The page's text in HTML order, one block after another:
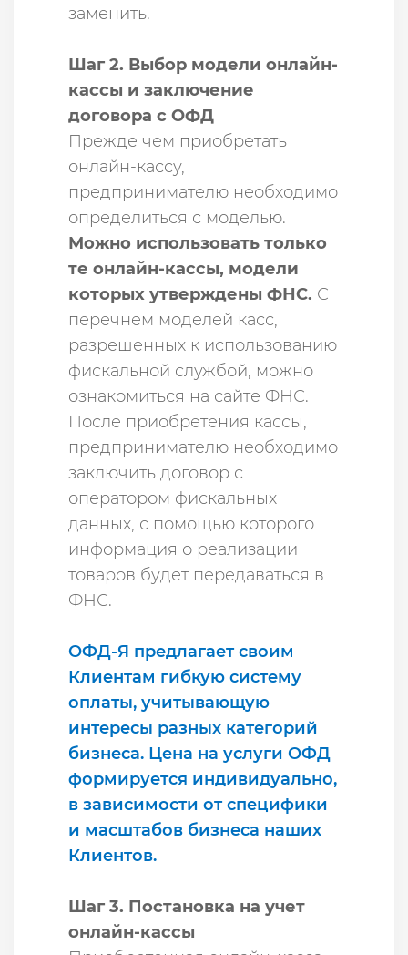
заменить.
Шаг 2. Выбор модели онлайн-
кассы и заключение
договора с ОФД
Прежде чем приобретать
онлайн-кассу,
предпринимателю необходимо
определиться с моделью.
Можно использовать только
те онлайн-кассы, модели
которых утверждены ФНС. С
перечнем моделей касс,
разрешенных к использованию
фискальной службой, можно
ознакомиться на сайте ФНС.
После приобретения кассы,
предпринимателю необходимо
заключить договор с
оператором фискальных
данных, с помощью которого
информация о реализации
товаров будет передаваться в
ФНС.
ОФД-Я предлагает своим
Клиентам гибкую систему
оплаты, учитывающую
интересы разных категорий
бизнеса. Цена на услуги ОФД
формируется индивидуально,
в зависимости от специфики
и масштабов бизнеса наших
Клиентов.
Шаг 3. Постановка на учет
онлайн-кассы